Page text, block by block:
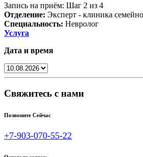
Запись на приём: Шаг 2 из 4
Отделение: Эксперт - клиника
Специальность: Невролог
Услуга
Дата и время
Свяжитесь с нами
Позвоните Сейчас
+7-903-070-55-22